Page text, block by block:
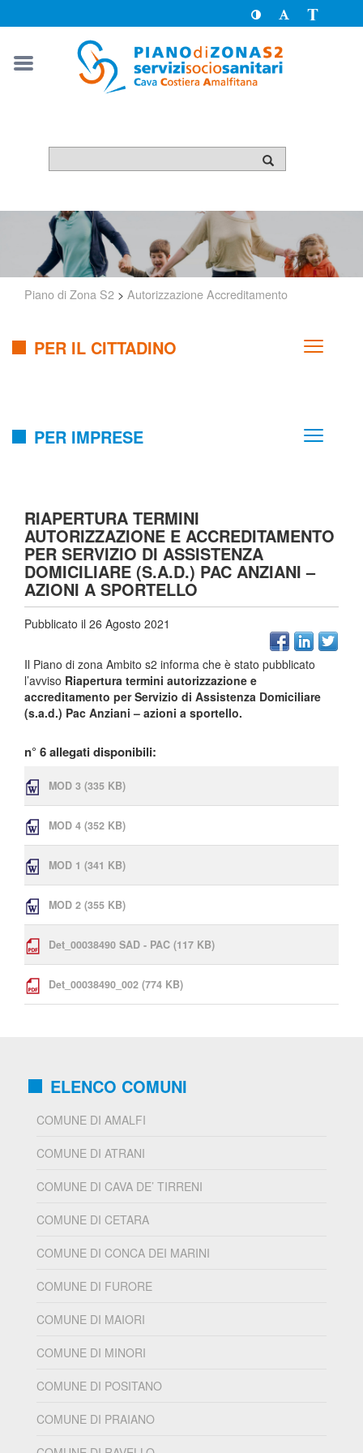
Toggle
High
Contrast
Toggle
Font a
Piano di Zona S2 > Autorizzazione Accreditamento
PER IL CITTADINO
PER IMPRESE
RIAPERTURA TERMINI
AUTORIZZAZIONE E ACCREDITAMENTO
PER SERVIZIO DI ASSISTENZA
DOMICILIARE (S.A.D.) PAC ANZIANI –
AZIONI A SPORTELLO
Pubblicato il 26 Agosto 2021
Il Piano di zona Ambito s2 informa che è stato pubblicato
l’avviso Riapertura termini autorizzazione e
accreditamento per Servizio di Assistenza Domiciliare
(s.a.d.) Pac Anziani – azioni a sportello.
n° 6 allegati disponibili:
MOD 3 (335 KB)
MOD 4 (352 KB)
MOD 1 (341 KB)
MOD 2 (355 KB)
Det_00038490 SAD - PAC (117 KB)
Det_00038490_002 (774 KB)
ELENCO COMUNI
COMUNE DI AMALFI
COMUNE DI ATRANI
COMUNE DI CAVA DE’ TIRRENI
COMUNE DI CETARA
COMUNE DI CONCA DEI MARINI
COMUNE DI FURORE
COMUNE DI MAIORI
COMUNE DI MINORI
COMUNE DI POSITANO
COMUNE DI PRAIANO